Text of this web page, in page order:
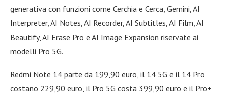
generativa con funzioni come Cerchia e Cerca, Gemini, AI
Interpreter, AI Notes, AI Recorder, AI Subtitles, AI Film, AI
Beautify, AI Erase Pro e AI Image Expansion riservate ai
modelli Pro 5G.
Redmi Note 14 parte da 199,90 euro, il 14 5G e il 14 Pro
costano 229,90 euro, il Pro 5G costa 399,90 euro e il Pro+